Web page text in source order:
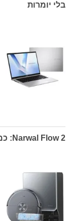
בלי יומרות
Narwal Flow 2: כמעט בלי נקודות תורפה